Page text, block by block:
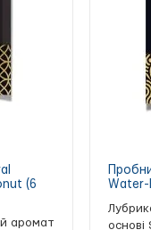
(6
аромат
Water-